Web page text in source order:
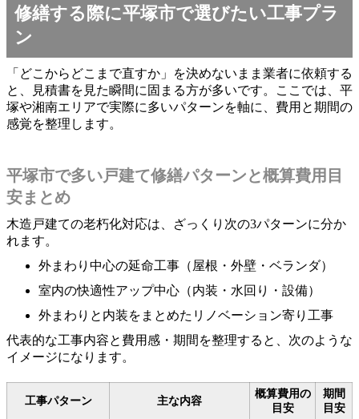
修繕する際に平塚市で選びたい工事プラ
ン
「どこからどこまで直すか」を決めないまま業者に依頼する
と、見積書を見た瞬間に固まる方が多いです。ここでは、平
塚や湘南エリアで実際に多いパターンを軸に、費用と期間の
感覚を整理します。
平塚市で多い戸建て修繕パターンと概算費用目
安まとめ
木造戸建ての老朽化対応は、ざっくり次の3パターンに分か
れます。
外まわり中心の延命工事（屋根・外壁・ベランダ）
室内の快適性アップ中心（内装・水回り・設備）
外まわりと内装をまとめたリノベーション寄り工事
代表的な工事内容と費用感・期間を整理すると、次のような
イメージになります。
工事パターン 主な内容
概算費用の
目安
期間
目安